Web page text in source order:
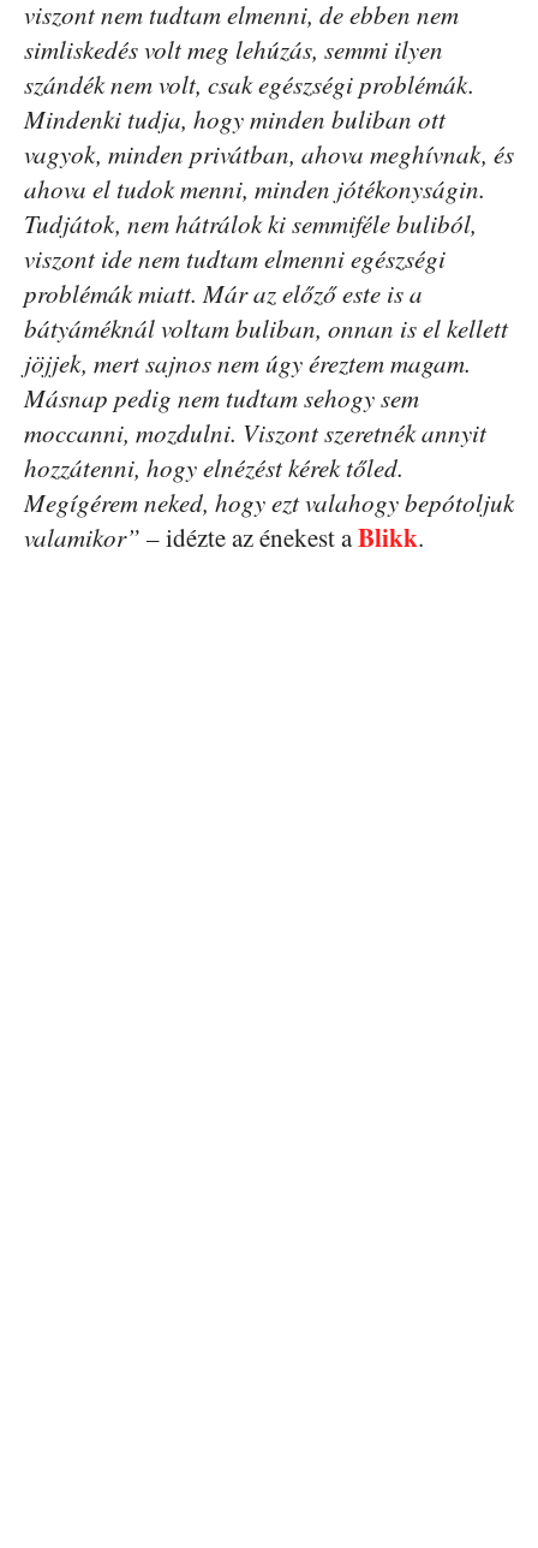
viszont nem tudtam elmenni, de ebben nem
simliskedés volt meg lehúzás, semmi ilyen
szándék nem volt, csak egészségi problémák.
Mindenki tudja, hogy minden buliban ott
vagyok, minden privátban, ahova meghívnak, és
ahova el tudok menni, minden jótékonyságin.
Tudjátok, nem hátrálok ki semmiféle buliból,
viszont ide nem tudtam elmenni egészségi
problémák miatt. Már az előző este is a
bátyáméknál voltam buliban, onnan is el kellett
jöjjek, mert sajnos nem úgy éreztem magam.
Másnap pedig nem tudtam sehogy sem
moccanni, mozdulni. Viszont szeretnék annyit
hozzátenni, hogy elnézést kérek tőled.
Megígérem neked, hogy ezt valahogy bepótoljuk
valamikor” – idézte az énekest aBlikk.